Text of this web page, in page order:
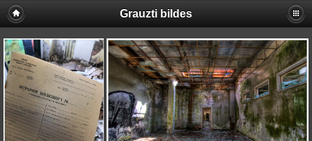
Grauzti bildes